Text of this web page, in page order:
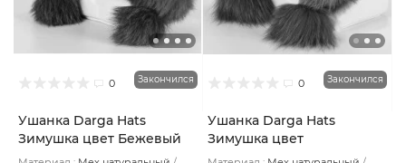
0 Закончился
Ушанка Darga Hats
Зимушка цвет Бежевый
тёмный размер 57-58
0 Закончился
Ушанка Darga Hats
Зимушка цвет
Коричнево-бежевый